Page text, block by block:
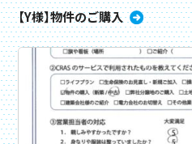
【Y様】物件のご購入